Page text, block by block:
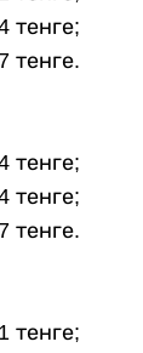
тенге;
тенге.
тенге;
тенге;
тенге.
тенге;